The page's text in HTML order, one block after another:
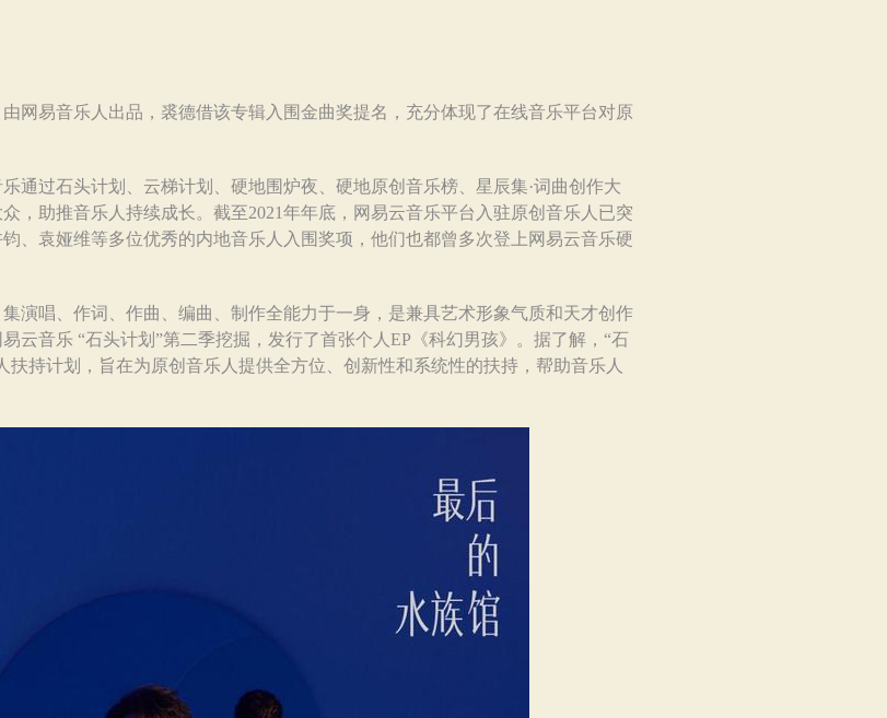
易音乐人出品，裘德借该专辑入围金曲奖提名，充分体现了在线音乐平台对原
过石头计划、云梯计划、硬地围炉夜、硬地原创音乐榜、星辰集·词曲创作大
，助推音乐人持续成长。截至2021年年底，网易云音乐平台入驻原创音乐人已突
、袁娅维等多位优秀的内地音乐人入围奖项，他们也都曾多次登上网易云音乐硬
唱、作词、作曲、编曲、制作全能力于一身，是兼具艺术形象气质和天才创作
云音乐 “石头计划”第二季挖掘，发行了首张个人EP《科幻男孩》。据了解，“石
扶持计划，旨在为原创音乐人提供全方位、创新性和系统性的扶持，帮助音乐人